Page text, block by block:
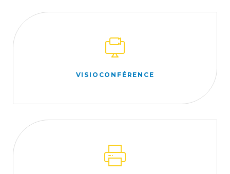
VISIOCONFÉRENCE